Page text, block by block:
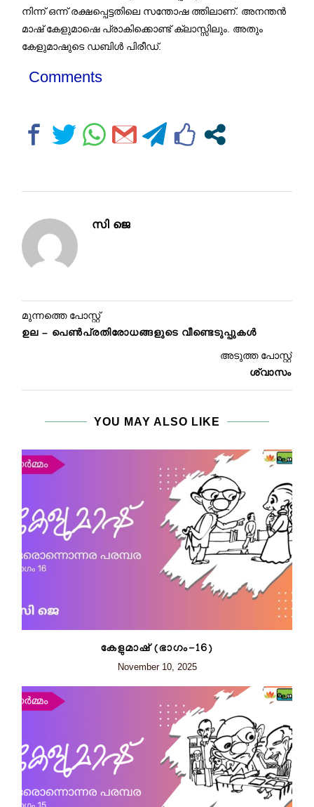
നിന്ന് ഒന്ന് രക്ഷപ്പെട്ടതിലെ സന്തോഷ ത്തിലാണ്. അനന്തൻ
മാഷ് കേളുമാഷെ പ്രാകിക്കൊണ്ട് ക്ലാസ്സിലും. അതും
കേളുമാഷുടെ ഡബിൾ പിരീഡ്.
Comments
സി ജെ
മുന്നത്തെ പോസ്റ്റ്
ഉല – പെൺപ്രതിരോധങ്ങളുടെ വീണ്ടെടുപ്പുകൾ
അടുത്ത പോസ്റ്റ്
ശ്വാസം
YOU MAY ALSO LIKE
കേളുമാഷ് (ഭാഗം-16)
November 10, 2025